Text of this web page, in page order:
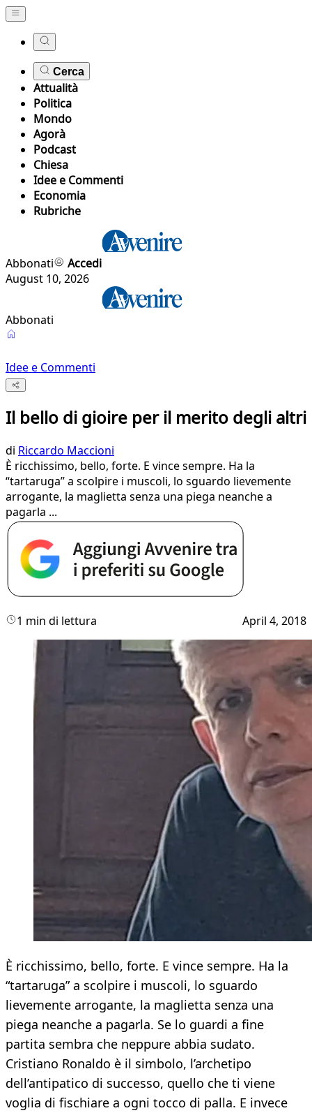
Cerca
Attualità
Politica
Mondo
Agorà
Podcast
Chiesa
Idee e Commenti
Economia
Rubriche
Abbonati
Accedi
August 10, 2026
Abbonati
Idee e Commenti
Il bello di gioire per il merito degli altri
di Riccardo Maccioni
È ricchissimo, bello, forte. E vince sempre. Ha la
“tartaruga” a scolpire i muscoli, lo sguardo lievemente
arrogante, la maglietta senza una piega neanche a
pagarla ...
1 min di lettura April 4, 2018
È ricchissimo, bello, forte. E vince sempre. Ha la
“tartaruga” a scolpire i muscoli, lo sguardo
lievemente arrogante, la maglietta senza una
piega neanche a pagarla. Se lo guardi a fine
partita sembra che neppure abbia sudato.
Cristiano Ronaldo è il simbolo, l’archetipo
dell’antipatico di successo, quello che ti viene
voglia di fischiare a ogni tocco di palla. E invece